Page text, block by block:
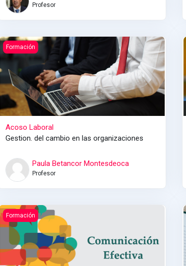
Profesor
Acoso Laboral
Formación
Acoso Laboral
Gestion. del cambio en las organizaciones
Paula Betancor Montesdeoca
Profesor
Comunicación efectiva (GC-2)
Formación